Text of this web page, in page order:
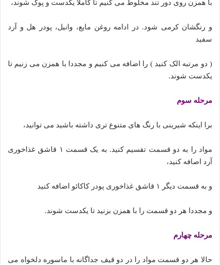
با همزن روی دور تند مخلوط می کنیم تا کاملا یکدست و پوک شوند،
و رنگشان کرمی شود. در ادامه روغن مایع، وانیل، پودر هل و آرد
سفید
( دو مرتبه الک کنید ) را اضافه می کنیم و مجددا با همزن می زنیم تا
یکدست شوند.
مرحله سوم
برا اینکه شیرینی با رنگ های متنوع تری داشته باشید می توانید،
مواد را به دو قسمت تقسیم کنید. به یک قسمت ۱ قاشق غذاخوری
آرد اصافه کنید،
و به قسمت دیگر ۱ قاشق غذاخوری پودر کاکائو اضافه کنید
و مجددا هر دو قسمت را با همزن بزنید تا یکدست شوند.
مرحله چهارم
حالا هر دو قسمت مواد را در دو قیف جداگانه با ماسوره دلخواه می